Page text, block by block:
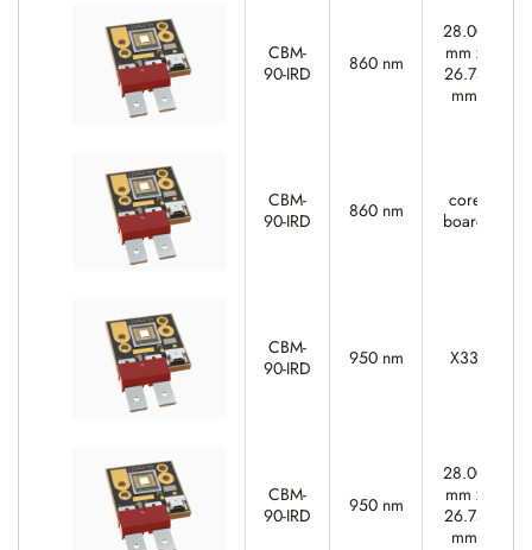
CBM-
90-IRD
860 nm
28.00
mm x
26.75
mm
CBM-
90-IRD
860 nm
core
board
CBM-
90-IRD
950 nm X33
CBM-
90-IRD
950 nm
28.00
mm x
26.75
mm